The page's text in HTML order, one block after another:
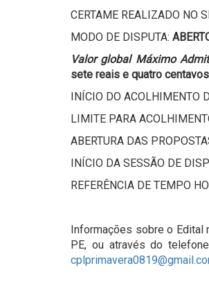
CERTAME REALIZADO NO
MODO DE DISPUTA:
Valor global Máximo
sete reais e quatro
INÍCIO DO ACOLHIMENTO
LIMITE PARA
ABERTURA DAS
INÍCIO DA SESSÃO DE
REFERÊNCIA DE TEMPO
Informações sobre o Edital
PE, ou através do